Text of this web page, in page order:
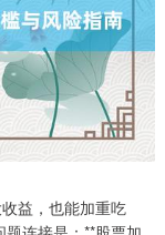
益，也能加重吃